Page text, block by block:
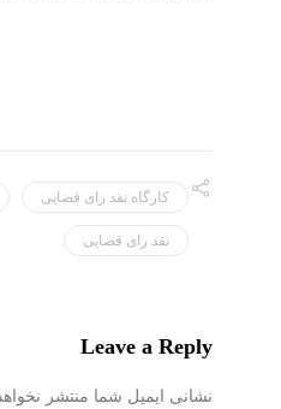
کارگاه نقد رای قضایی
نقد رای قضایی
Leave a Reply
نشانی ایمیل شما منتشر